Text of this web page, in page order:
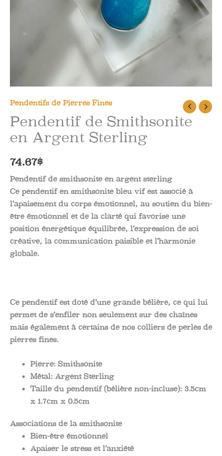
Pendentifs de Pierres Fines
Pendentif de Smithsonite
en Argent Sterling
74.67$
Pendentif de smithsonite en argent sterling
Ce pendentif en smithsonite bleu vif est associé à
l’apaisement du corps émotionnel, au soutien du bien-
être émotionnel et de la clarté qui favorise une
position énergétique équilibrée, l’expression de soi
créative, la communication paisible et l’harmonie
globale.
Ce pendentif est doté d’une grande bélière, ce qui lui
permet de s’enfiler non seulement sur des chaînes
mais également à certains de nos colliers de perles de
pierres fines.
Pierre: Smithsonite
Métal: Argent Sterling
Taille du pendentif (bélière non-incluse):3.5cm
x 1.7cm x 0.5cm
Associations de la smithsonite
Bien-être émotionnel
Apaiser le stress et l’anxiété